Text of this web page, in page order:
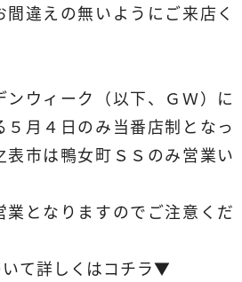
違えの無いようにご来店く
ンウィーク（以下、ＧＷ）に
月４日のみ当番店制となっ
市は鴨女町ＳＳのみ営業い
となりますのでご注意くだ
て詳しくはコチラ▼